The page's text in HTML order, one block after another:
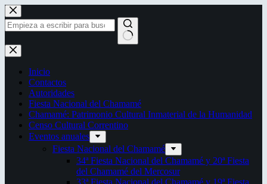
Saltar
al
contenido
Sin
resultados
Inicio
Contactos
Autoridades
Fiesta Nacional del Chamamé
Chamamé: Patrimonio Cultural Inmaterial de la Humanidad
Censo Cultural Correntino
Eventos anuales
Fiesta Nacional del Chamamé
34ª Fiesta Nacional del Chamamé y 20ª Fiesta
del Chamamé del Mercosur
33ª Fiesta Nacional del Chamamé y 19ª Fiesta